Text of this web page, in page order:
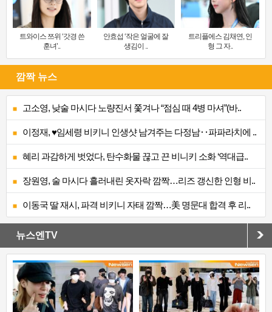
트와이스 쯔위 ‘갓경 쓴
훈녀’..
안효섭 ‘작은 얼굴에 잘
생김이 ..
트리플에스 김채연, 인
형 그 자..
깜짝 뉴스
고소영, 낮술 마시다 노량진서 쫓겨나 “점심 때 4병 마셔”(바..
이정재, ♥임세령 비키니 인생샷 남겨주는 다정남‥파파라치에 ..
혜리 과감하게 벗었다, 탄수화물 끊고 끈 비니키 소화 ‘역대급..
장원영, 술 마시다 흘러내린 옷자락 깜짝…리즈 갱신한 인형 비..
이동국 딸 재시, 파격 비키니 자태 깜짝…美 명문대 합격 후 리..
뉴스엔TV